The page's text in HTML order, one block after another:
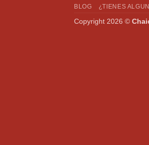
BLOG ¿TIENES
Copyright 2026 ©